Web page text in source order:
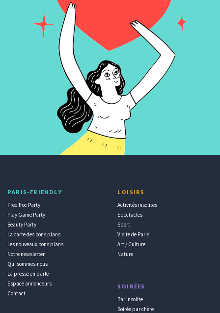
PARIS-FRIENDLY
Free Troc Party
Play Game Party
Beauty Party
La carte des bons plans
Les nouveaux bons plans
Notre newsletter
Qui sommes-nous
La presse en parle
Espace annonceurs
Contact
LOISIRS
Activités insolites
Spectacles
Sport
Visite de Paris
Art / Culture
Nature
SOIRÉES
Bar insolite
Soirée par chère